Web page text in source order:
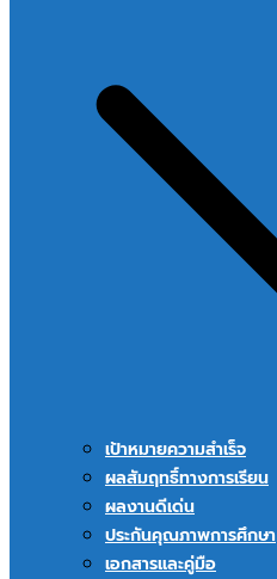
เป้าหมายความสำเร็จ
ผลสัมฤทธิ์ทางการเรียน
ผลงานดีเด่น
ประกันคุณภาพการศึกษา
เอกสารและคู่มือ